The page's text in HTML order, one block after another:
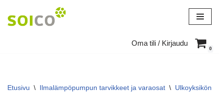
Siirry
Oma tili / Kirjaudu
0
Etusivu \ Ilmalämpöpumpun tarvikkeet ja varaosat \ Ulkoyksikön